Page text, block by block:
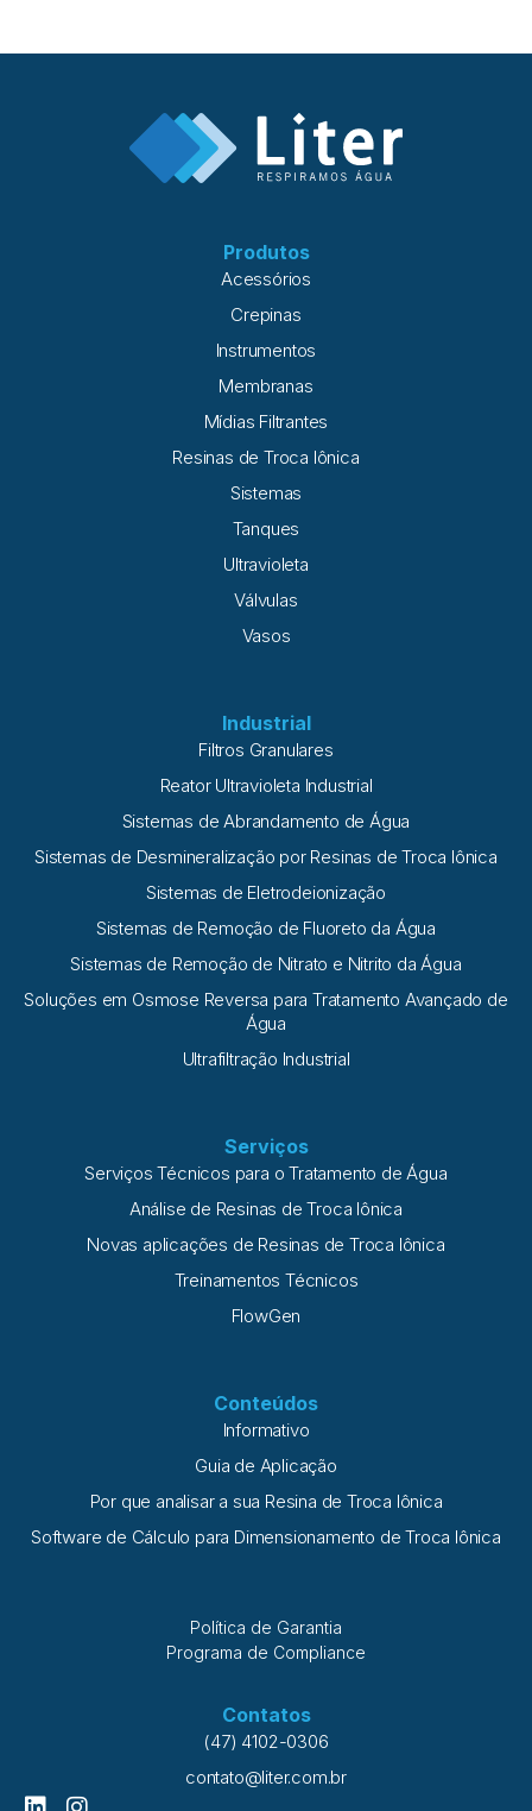
Produtos
Acessórios
Crepinas
Instrumentos
Membranas
Mídias Filtrantes
Resinas de Troca Iônica
Sistemas
Tanques
Ultravioleta
Válvulas
Vasos
Industrial
Filtros Granulares
Reator Ultravioleta Industrial
Sistemas de Abrandamento de Água
Sistemas de Desmineralização por Resinas de Troca Iônica
Sistemas de Eletrodeionização
Sistemas de Remoção de Fluoreto da Água
Sistemas de Remoção de Nitrato e Nitrito da Água
Soluções em Osmose Reversa para Tratamento Avançado de
Água
Ultrafiltração Industrial
Serviços
Serviços Técnicos para o Tratamento de Água
Análise de Resinas de Troca Iônica
Novas aplicações de Resinas de Troca Iônica
Treinamentos Técnicos
FlowGen
Conteúdos
Informativo
Guia de Aplicação
Por que analisar a sua Resina de Troca Iônica
Software de Cálculo para Dimensionamento de Troca Iônica
Política de Garantia
Programa de Compliance
Contatos
(47) 4102-0306
contato@liter.com.br